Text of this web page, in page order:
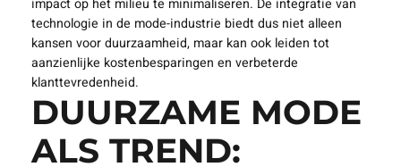
impact op het milieu te minimaliseren. De integratie van
technologie in de mode-industrie biedt dus niet alleen
kansen voor duurzaamheid, maar kan ook leiden tot
aanzienlijke kostenbesparingen en verbeterde
klanttevredenheid.
DUURZAME MODE
ALS TREND: